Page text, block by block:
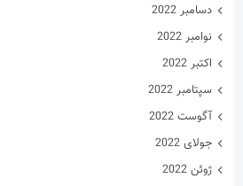
دسامبر 2022
نوامبر 2022
اکتبر 2022
سپتامبر 2022
آگوست 2022
جولای 2022
ژوئن 2022